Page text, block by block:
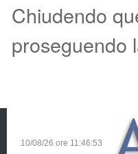
Chiudendo
proseguendo
10/08/26 ore 11:46:54